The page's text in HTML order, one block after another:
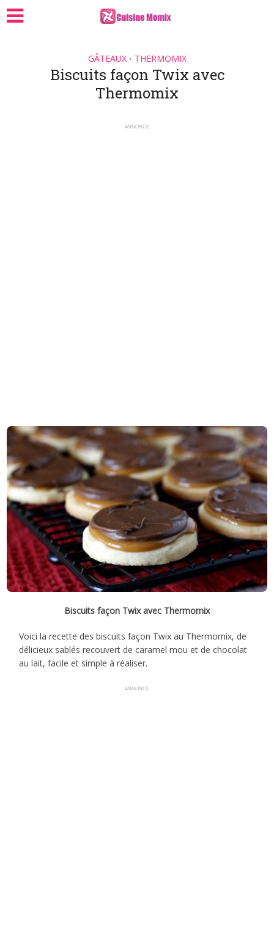
GÂTEAUX • THERMOMIX
Biscuits façon Twix avec
Thermomix
ANNONCE
Biscuits façon Twix avec Thermomix
Voici la recette des biscuits façon Twix au Thermomix, de
délicieux sablés recouvert de caramel mou et de chocolat
au lait, facile et simple à réaliser.
ANNONCE